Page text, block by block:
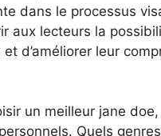
dans le processus
aux lecteurs la
et d’améliorer leur
un meilleur jane
Quels